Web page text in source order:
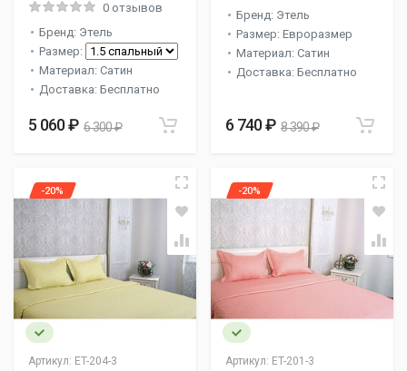
0 отзывов
Бренд: Этель
Размер:
Материал: Сатин
Доставка: Бесплатно
5 060 ₽ 6 300 ₽
Бренд: Этель
Размер: Евроразмер
Материал: Сатин
Доставка: Бесплатно
6 740 ₽ 8 390 ₽
Артикул: ET-204-3
-20%
Артикул: ET-201-3
-20%